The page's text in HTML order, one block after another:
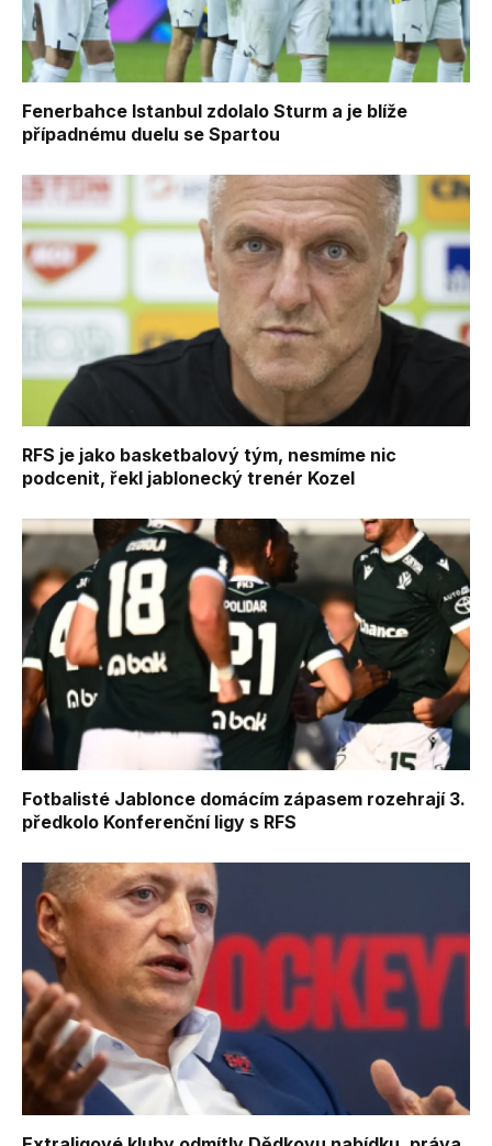
Fenerbahce Istanbul zdolalo Sturm a je blíže
případnému duelu se Spartou
RFS je jako basketbalový tým, nesmíme nic
podcenit, řekl jablonecký trenér Kozel
Fotbalisté Jablonce domácím zápasem rozehrají 3.
předkolo Konferenční ligy s RFS